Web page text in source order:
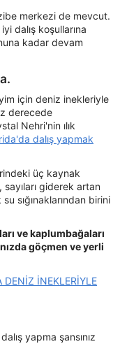
merkezi de mevcut.
dalış koşullarına
kadar devam
için deniz inekleriyle
derecede
Nehri'nin ılık
dalış yapmak
üç kaynak
giderek artan
sığınaklarından birini
ve kaplumbağaları
göçmen ve yerli
İNEKLERİYLE
yapma şansınız